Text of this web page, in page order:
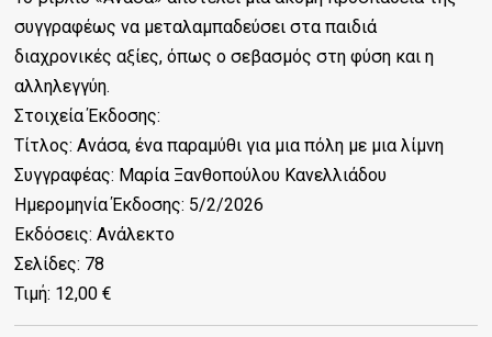
συγγραφέως να μεταλαμπαδεύσει στα παιδιά
διαχρονικές αξίες, όπως ο σεβασμός στη φύση και η
αλληλεγγύη.
Στοιχεία Έκδοσης:
Τίτλος: Ανάσα, ένα παραμύθι για μια πόλη με μια λίμνη
Συγγραφέας: Μαρία Ξανθοπούλου Κανελλιάδου
Ημερομηνία Έκδοσης: 5/2/2026
Εκδόσεις: Ανάλεκτο
Σελίδες: 78
Τιμή: 12,00 €